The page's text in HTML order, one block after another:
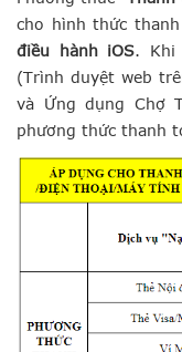
cho hình thức
điều hành iOS. Khi
(Trình duyệt web
và Ứng dụng Chợ
phương thức thanh